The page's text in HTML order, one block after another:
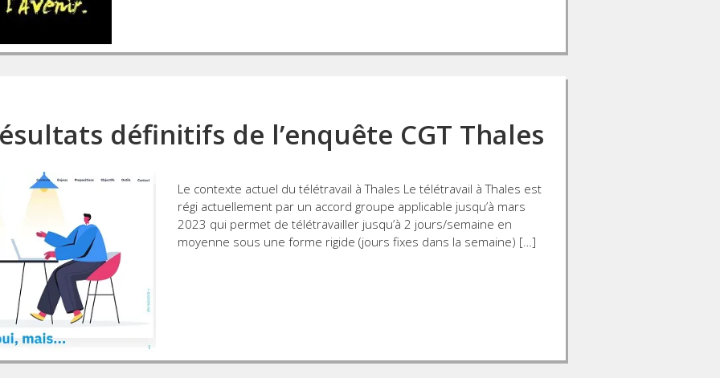
définitifs de l’enquête CGT Thales
Le contexte actuel du télétravail à Thales Le télétravail à Thales est
régi actuellement par un accord groupe applicable jusqu’à mars
2023 qui permet de télétravailler jusqu’à 2 jours/semaine en
moyenne sous une forme rigide (jours fixes dans la semaine) […]